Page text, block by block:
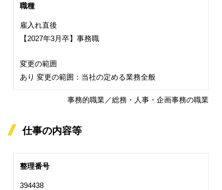
職種
雇入れ直後
【2027年3月卒】事務職
変更の範囲
あり 変更の範囲：当社の定める業務全般
事務的職業／総務・人事・企画事務の職業
仕事の内容等
整理番号
394438